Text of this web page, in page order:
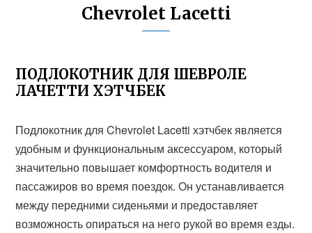
Chevrolet Lacetti
ПОДЛОКОТНИК ДЛЯ ШЕВРОЛЕ
ЛАЧЕТТИ ХЭТЧБЕК
Подлокотник для Chevrolet Lacetti хэтчбек является
удобным и функциональным аксессуаром, который
значительно повышает комфортность водителя и
пассажиров во время поездок. Он устанавливается
между передними сиденьями и предоставляет
возможность опираться на него рукой во время езды.